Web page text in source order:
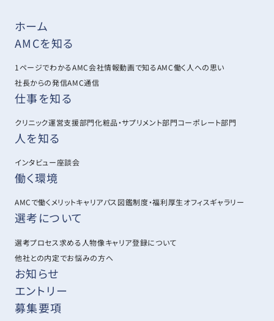
ホーム
AMCを知る
1ページでわかるAMC会社情報動画で知るAMC働く人への思い
社長からの発信AMC通信
仕事を知る
クリニック運営支援部門化粧品・サプリメント部門コーポレート部門
人を知る
インタビュー座談会
働く環境
AMCで働くメリットキャリアパス図鑑制度・福利厚生オフィスギャラリー
選考について
選考プロセス求める人物像キャリア登録について
他社との内定でお悩みの方へ
お知らせ
エントリー
募集要項